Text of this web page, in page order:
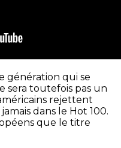
génération qui se
sera toutefois pas un
rejettent
dans le Hot 100.
que le titre